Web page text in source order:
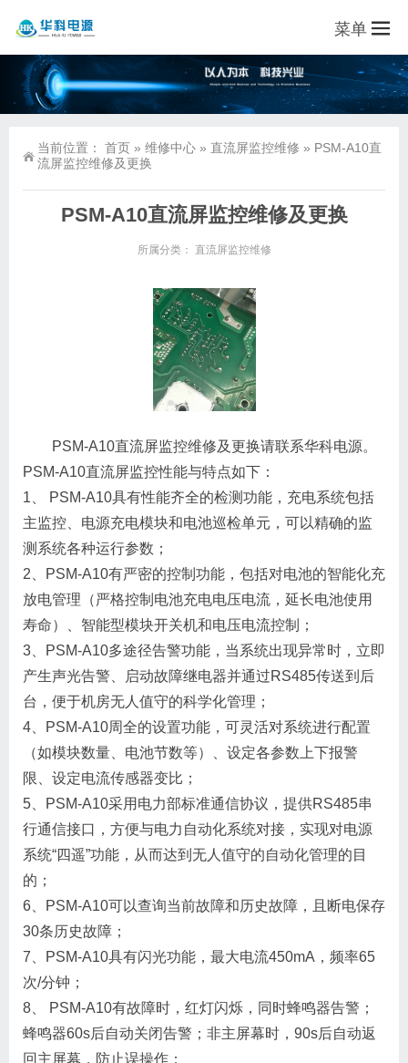
菜单
当前位置： 首页 » 维修中心 » 直流屏监控维修 » PSM-A10直
流屏监控维修及更换
PSM-A10直流屏监控维修及更换
所属分类： 直流屏监控维修
PSM-A10直流屏监控维修及更换请联系华科电源。
PSM-A10直流屏监控性能与特点如下：
1、 PSM-A10具有性能齐全的检测功能，充电系统包括
主监控、电源充电模块和电池巡检单元，可以精确的监
测系统各种运行参数；
2、PSM-A10有严密的控制功能，包括对电池的智能化充
放电管理（严格控制电池充电电压电流，延长电池使用
寿命）、智能型模块开关机和电压电流控制；
3、PSM-A10多途径告警功能，当系统出现异常时，立即
产生声光告警、启动故障继电器并通过RS485传送到后
台，便于机房无人值守的科学化管理；
4、PSM-A10周全的设置功能，可灵活对系统进行配置
（如模块数量、电池节数等）、设定各参数上下报警
限、设定电流传感器变比；
5、PSM-A10采用电力部标准通信协议，提供RS485串
行通信接口，方便与电力自动化系统对接，实现对电源
系统“四遥”功能，从而达到无人值守的自动化管理的目
的；
6、PSM-A10可以查询当前故障和历史故障，且断电保存
30条历史故障；
7、PSM-A10具有闪光功能，最大电流450mA，频率65
次/分钟；
8、 PSM-A10有故障时，红灯闪烁，同时蜂鸣器告警；
蜂鸣器60s后自动关闭告警；非主屏幕时，90s后自动返
回主屏幕，防止误操作；